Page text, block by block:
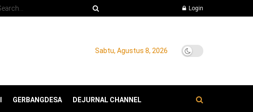
Login
Sabtu, Agustus 8, 2026
GERBANGDESA DEJURNAL CHANNEL